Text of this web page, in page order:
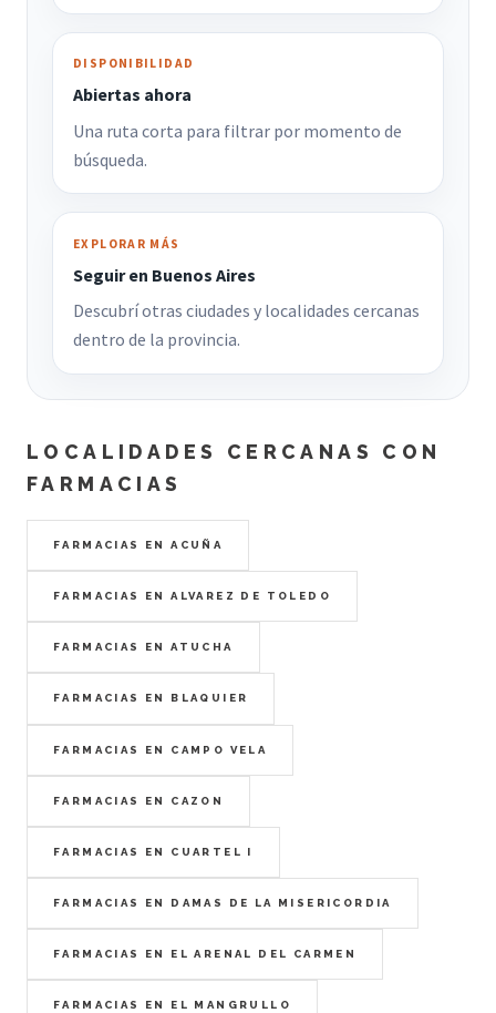
DISPONIBILIDAD
Abiertas ahora
Una ruta corta para filtrar por momento de
búsqueda.
EXPLORAR MÁS
Seguir en Buenos Aires
Descubrí otras ciudades y localidades cercanas
dentro de la provincia.
LOCALIDADES CERCANAS CON
FARMACIAS
FARMACIAS EN ACUÑA
FARMACIAS EN ALVAREZ DE TOLEDO
FARMACIAS EN ATUCHA
FARMACIAS EN BLAQUIER
FARMACIAS EN CAMPO VELA
FARMACIAS EN CAZON
FARMACIAS EN CUARTEL I
FARMACIAS EN DAMAS DE LA MISERICORDIA
FARMACIAS EN EL ARENAL DEL CARMEN
FARMACIAS EN EL MANGRULLO